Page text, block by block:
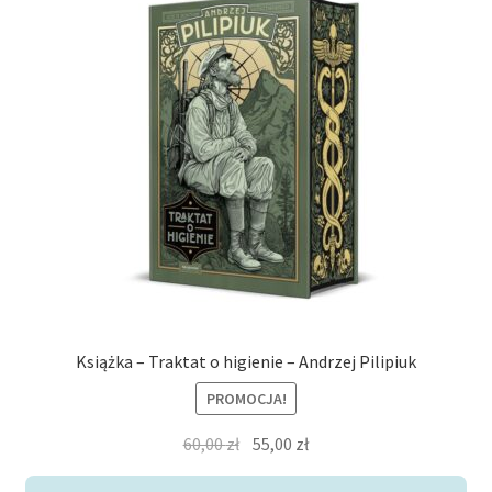
Książka – Traktat o higienie – Andrzej Pilipiuk
PROMOCJA!
60,00zł Pierwotna
55,00 złAktualna